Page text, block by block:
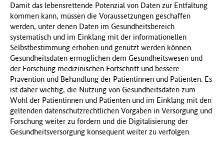
Damit das lebensrettende Potenzial von Daten zur Entfaltung
kommen kann, müssen die Voraussetzungen geschaffen
werden, unter denen Daten im Gesundheitsbereich
systematisch und im Einklang mit der informationellen
Selbstbestimmung erhoben und genutzt werden können.
Gesundheitsdaten ermöglichen dem Gesundheitswesen und
der Forschung medizinischen Fortschritt und bessere
Prävention und Behandlung der Patientinnen und Patienten. Es
ist daher wichtig, die Nutzung von Gesundheitsdaten zum
Wohl der Patientinnen und Patienten und im Einklang mit den
geltenden datenschutzrechtlichen Vorgaben in Versorgung und
Forschung weiter zu fördern und die Digitalisierung der
Gesundheitsversorgung konsequent weiter zu verfolgen.